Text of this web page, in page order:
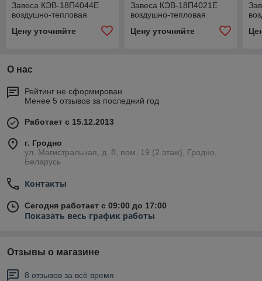
Завеса КЭВ-18П4044Е
воздушно-тепловая
Цену уточняйте
Завеса КЭВ-18П4021Е
воздушно-тепловая
Цену уточняйте
О нас
Рейтинг не сформирован
Менее 5 отзывов за последний год
Работает с 15.12.2013
г. Гродно
ул. Магистральная, д. 8, пом. 19 (2 этаж), Гродно,
Беларусь
Контакты
Сегодня работает с 09:00 до 17:00
Показать весь график работы
Отзывы о магазине
8 отзывов за всё время